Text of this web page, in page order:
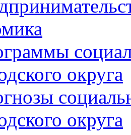
округа
округа